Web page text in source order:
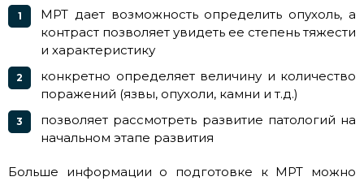
МРТ дает возможность определить опухоль, а
контраст позволяет увидеть ее степень тяжести
и характеристику
конкретно определяет величину и количество
поражений (язвы, опухоли, камни и т.д.)
позволяет рассмотреть развитие патологий на
начальном этапе развития
Больше информации о подготовке к МРТ можно